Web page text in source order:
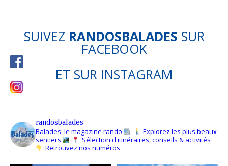
SUIVEZ RANDOSBALADES SUR
FACEBOOK
ET SUR INSTAGRAM
randosbalades
Balades, le magazine rando
Explorez les plus beaux
sentiers
Sélection d'itinéraires, conseils & activités
Retrouvez nos numéros